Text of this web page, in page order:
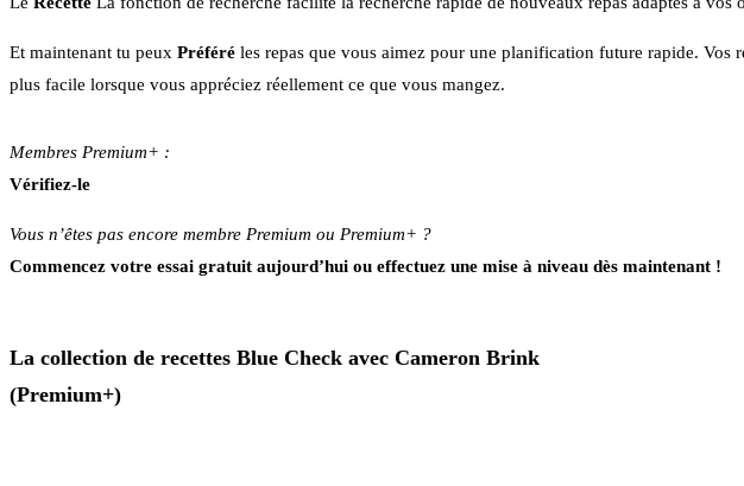
Et maintenant tu peux Préféré les repas que vous aimez pour une planification future rapide. Vos
plus facile lorsque vous appréciez réellement ce que vous mangez.
Membres Premium+ :
Vérifiez-le
Vous n’êtes pas encore membre Premium ou Premium+ ?
Commencez votre essai gratuit aujourd’hui ou effectuez une mise à niveau dès maintenant !
La collection de recettes Blue Check avec Cameron Brink
(Premium+)